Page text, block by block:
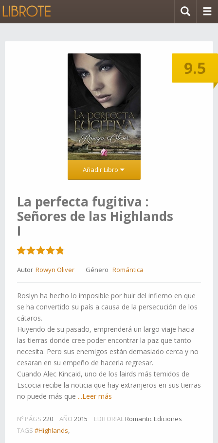
9.5
Añadir Libro
La perfecta fugitiva :
Señores de las Highlands
I
Autor Rowyn Oliver Género Romántica
Roslyn ha hecho lo imposible por huir del infierno en que
se ha convertido su país a causa de la persecución de los
cátaros.
Huyendo de su pasado, emprenderá un largo viaje hacia
las tierras donde cree poder encontrar la paz que tanto
necesita. Pero sus enemigos están demasiado cerca y no
cesaran en su empeño de hacerla regresar.
Cuando Alec Kincaid, uno de los lairds más temidos de
Escocia recibe la noticia que hay extranjeros en sus tierras
no puede más que ...Leer más
Nº PÁGS 220 AÑO 2015 EDITORIAL Romantic Ediciones
TAGS #Highlands,